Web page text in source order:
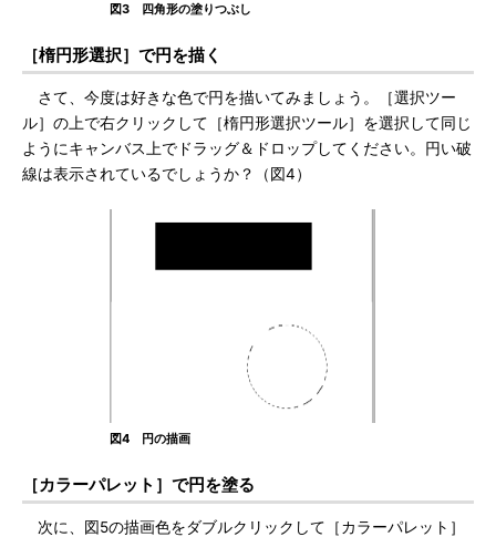
図3 四角形の塗りつぶし
［楕円形選択］で円を描く
さて、今度は好きな色で円を描いてみましょう。［選択ツー
ル］の上で右クリックして［楕円形選択ツール］を選択して同じ
ようにキャンバス上でドラッグ＆ドロップしてください。円い破
線は表示されているでしょうか？（図4）
図4 円の描画
［カラーパレット］で円を塗る
次に、図5の描画色をダブルクリックして［カラーパレット］